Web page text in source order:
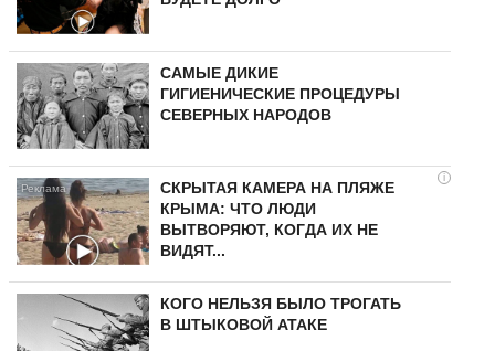
САМЫЕ ДИКИЕ
ГИГИЕНИЧЕСКИЕ ПРОЦЕДУРЫ
СЕВЕРНЫХ НАРОДОВ
i
СКРЫТАЯ КАМЕРА НА ПЛЯЖЕ
КРЫМА: ЧТО ЛЮДИ
ВЫТВОРЯЮТ, КОГДА ИХ НЕ
ВИДЯТ...
КОГО НЕЛЬЗЯ БЫЛО ТРОГАТЬ
В ШТЫКОВОЙ АТАКЕ